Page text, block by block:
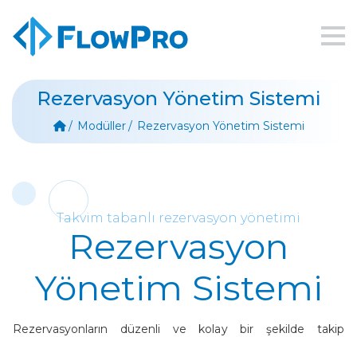
Rezervasyon Yönetim Sistemi
Modüller Rezervasyon Yönetim Sistemi
Takvim tabanlı rezervasyon yönetimi
Rezervasyon
Yönetim Sistemi
Rezervasyonların düzenli ve kolay bir şekilde takip